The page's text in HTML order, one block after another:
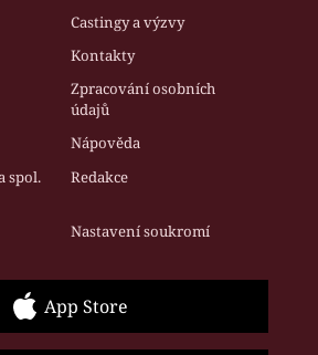
Castingy a výzvy
Kontakty
Zpracování osobních
údajů
Nápověda
spol.
Redakce
Nastavení soukromí
App Store